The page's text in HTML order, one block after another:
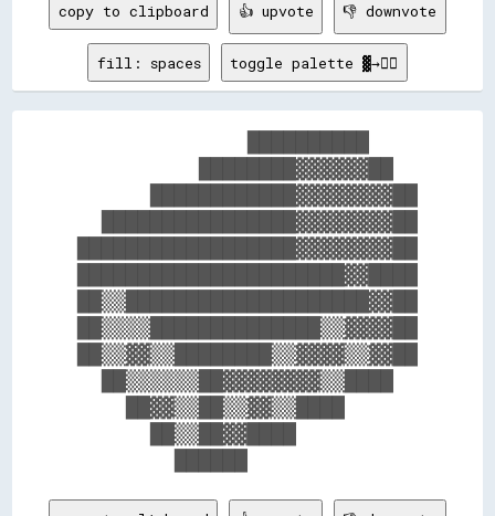
copy to clipboard 👍 upvote 👎 downvote
fill: spaces toggle palette ▓→✊🏽
          ████████▓▓▓▓▓▓██
      ████████████▓▓▓▓▓▓▓▓██
  ████████████████▓▓▓▓▓▓▓▓██
██████████████████▓▓▓▓▓▓▓▓██
██████████████████████▓▓████
██▒▒████████████████████▓▓██
██▒▒▒▒██████████████▒▒▓▓▓▓██
██▒▒▓▓▒▒████████▒▒▓▓▓▓▒▒▓▓██
  ██▒▒▒▒▒▒██▓▓▓▓▓▓▓▓▒▒████
    ██▓▓▒▒██▒▒▓▓▒▒████
      ██▒▒██▓▓████